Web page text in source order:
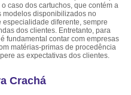
caso dos cartuchos, que contém a
modelos disponibilizados no
diferente, sempre
dos clientes. Entretanto, para
fundamental contar com empresas
matérias-primas de procedência
as expectativas dos clientes.
Crachá